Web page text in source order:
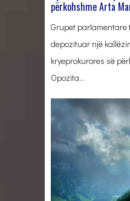
përkohshme Arta
Grupet parlamentare
depozituar një
kryeprokurores së
Opozita…